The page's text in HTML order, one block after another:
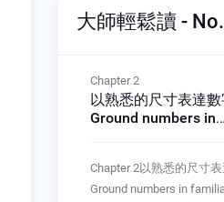
大師輕鬆讀 -
Chapter 2
以熟悉的尺寸表達
Ground numbers in
Chapter 2以熟悉的尺寸
Ground numbers in